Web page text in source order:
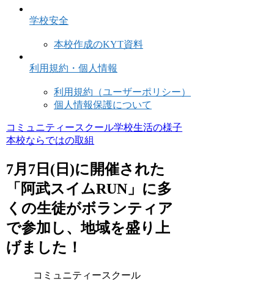
学校安全
本校作成のKYT資料
利用規約・個人情報
利用規約（ユーザーポリシー）
個人情報保護について
コミュニティースクール学校生活の様子
本校ならではの取組
7月7日(日)に開催された
「阿武スイムRUN」に多
くの生徒がボランティア
で参加し、地域を盛り上
げました！
コミュニティースクール